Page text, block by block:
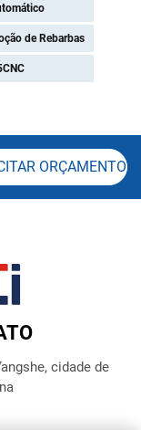
de Rebarbas
ORÇAMENTO
cidade de